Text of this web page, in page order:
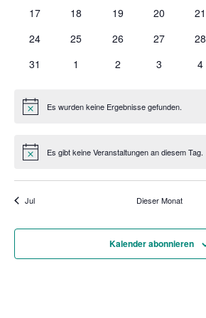
017
018
019
0
20
0
21
0
24
0
25
0
26
0
27
0
28
0
31
01
0
2
0
3
0
4
HinweisEs wurden keine Ergebnisse gefunden.
HinweisEs gibt keine Veranstaltungen an diesem Tag.
Jul Dieser Monat
Kalender abonnieren